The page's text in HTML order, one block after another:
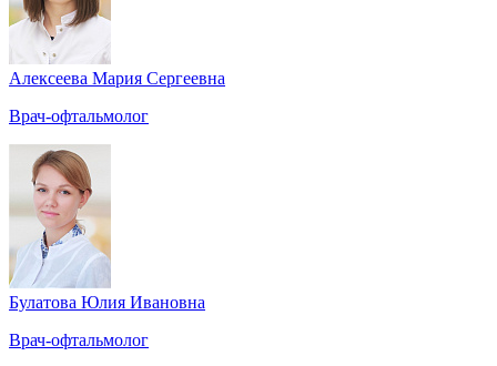
Алексеева Мария Сергеевна
Врач-офтальмолог
Булатова Юлия Ивановна
Врач-офтальмолог